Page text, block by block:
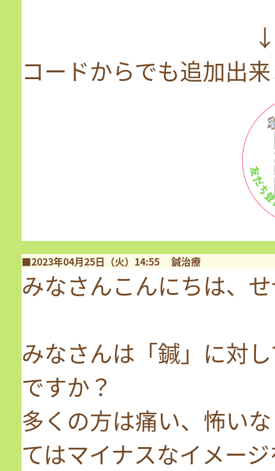
↓↓↓↓↓公式
コードからでも追加
■2023年04月25日（火）14:55 鍼治療
みなさんこんにちは、
みなさんは「鍼」に対
ですか？
多くの方は痛い、怖い
てはマイナスなイメー